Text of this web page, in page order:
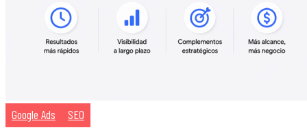
Google Ads SEO